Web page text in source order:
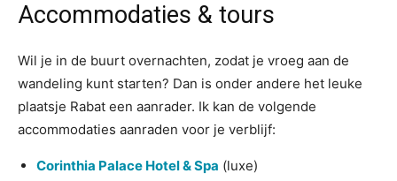
Accommodaties & tours
Wil je in de buurt overnachten, zodat je vroeg aan de
wandeling kunt starten? Dan is onder andere het leuke
plaatsje Rabat een aanrader. Ik kan de volgende
accommodaties aanraden voor je verblijf:
Corinthia Palace Hotel & Spa (luxe)